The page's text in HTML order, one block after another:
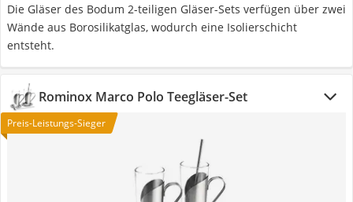
Die Gläser des Bodum 2-teiligen Gläser-Sets verfügen über zwei
Wände aus Borosilikatglas, wodurch eine Isolierschicht
entsteht.
Rominox Marco Polo Teegläser-Set
Preis-Leistungs-Sieger